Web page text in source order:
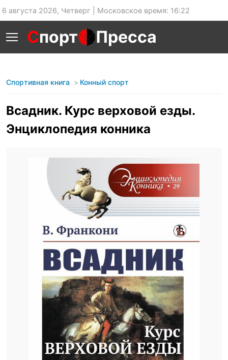
6 августа 2026, Четверг | Московское время: 16:22
Спорт Пресса
Спортивная книга Конный спорт
Всадник. Курс верховой езды.
Энциклопедия конника